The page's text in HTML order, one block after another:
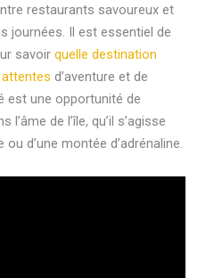
restaurants savoureux et
journées. Il est essentiel de
savoir quelle destination
d’aventure et de
est une opportunité de
l’âme de l’île, qu’il s’agisse
d’une montée d’adrénaline.